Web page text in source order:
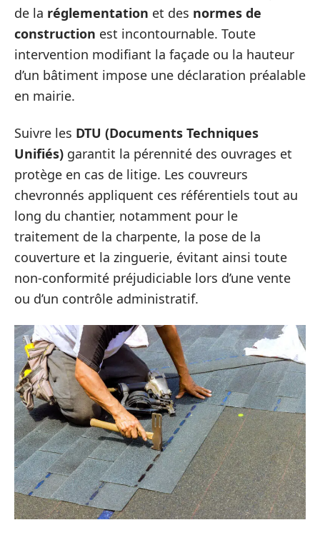
de la réglementation et des normes de
construction est incontournable. Toute
intervention modifiant la façade ou la hauteur
d’un bâtiment impose une déclaration préalable
en mairie.
Suivre les DTU (Documents Techniques
Unifiés) garantit la pérennité des ouvrages et
protège en cas de litige. Les couvreurs
chevronnés appliquent ces référentiels tout au
long du chantier, notamment pour le
traitement de la charpente, la pose de la
couverture et la zinguerie, évitant ainsi toute
non-conformité préjudiciable lors d’une vente
ou d’un contrôle administratif.